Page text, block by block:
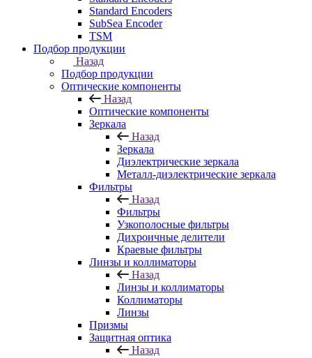
Standard Encoders
SubSea Encoder
TSM
Подбор продукции
Назад
Подбор продукции
Оптические компоненты
Назад
Оптические компоненты
Зеркала
Назад
Зеркала
Диэлектрические зеркала
Металл-диэлектрические зеркала
Фильтры
Назад
Фильтры
Узкополосные фильтры
Дихроичные делители
Краевые фильтры
Линзы и коллиматоры
Назад
Линзы и коллиматоры
Коллиматоры
Линзы
Призмы
Защитная оптика
Назад